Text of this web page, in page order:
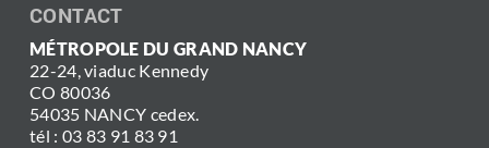
CONTACT
MÉTROPOLE DU GRAND NANCY
22-24, viaduc Kennedy
CO 80036
54035 NANCY cedex.
tél : 03 83 91 83 91